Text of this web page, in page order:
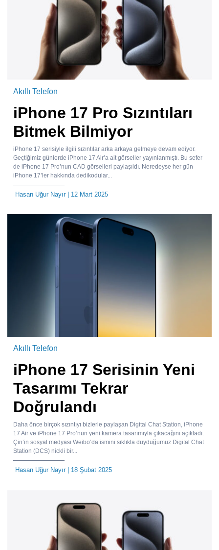
Akıllı Telefon
iPhone 17 Pro Sızıntıları
Bitmek Bilmiyor
iPhone 17 serisiyle ilgili sızıntılar arka arkaya gelmeye devam ediyor.
Geçtiğimiz günlerde iPhone 17 Air’a ait görseller yayınlanmıştı. Bu sefer
de iPhone 17 Pro’nun CAD görselleri paylaşıldı. Neredeyse her gün
iPhone 17’ler hakkında dedikodular...
Hasan Uğur Nayır| 12 Mart 2025
Akıllı Telefon
iPhone 17 Serisinin Yeni
Tasarımı Tekrar
Doğrulandı
Daha önce birçok sızıntıyı bizlerle paylaşan Digital Chat Station, iPhone
17 Air ve iPhone 17 Pro’nun yeni kamera tasarımıyla çıkacağını açıkladı.
Çin’in sosyal medyası Weibo’da ismini sıklıkla duyduğumuz Digital Chat
Station (DCS) nickli bir...
Hasan Uğur Nayır| 18 Şubat 2025